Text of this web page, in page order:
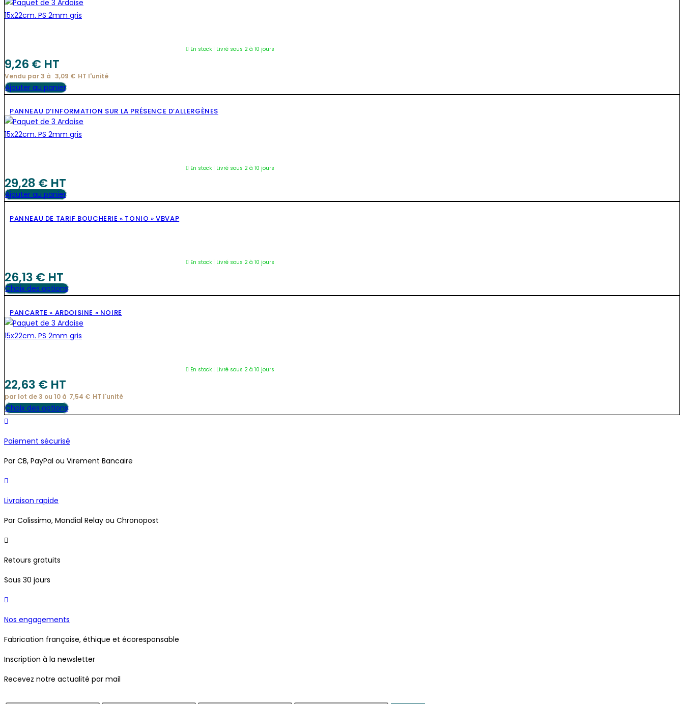
plusieurs
variations.
sur
la
page
du
En stock | Livré sous 2 à 10 jours
9,26 € HT
Vendu par 3 à 3,09 € HT l'unité
Ajouter au panier
PANNEAU D’INFORMATION SUR LA PRÉSENCE D’ALLERGÈNES
En stock | Livré sous 2 à 10 jours
29,28 € HT
Ajouter au panier
PANNEAU DE TARIF BOUCHERIE « TONIO » VBVAP
En stock | Livré sous 2 à 10 jours
26,13 € HT
Choix des optionsCe
a
plusieurs
variations.
choisies
sur
page
produit
PANCARTE « ARDOISINE » NOIRE
En stock | Livré sous 2 à 10 jours
22,63 € HT
par lot de 3 ou 10 à 7,54 € HT l'unité
Choix des optionsCe
plusieurs
variations.
choisies
Paiement sécurisé
Par CB, PayPal ou Virement Bancaire
Livraison rapide
Par Colissimo, Mondial Relay ou Chronopost
Retours gratuits
Sous 30 jours
Nos engagements
Fabrication française, éthique et écoresponsable
Inscription à la newsletter
Recevez notre actualité par mail